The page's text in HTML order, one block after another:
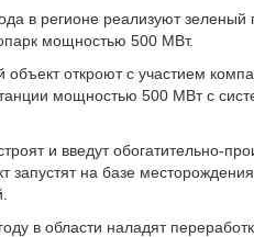
в регионе реализуют зеленый
мощностью 500 МВт.
откроют с участием
мощностью 500 МВт с
и введут обогатительно-
запустят на базе
в области наладят